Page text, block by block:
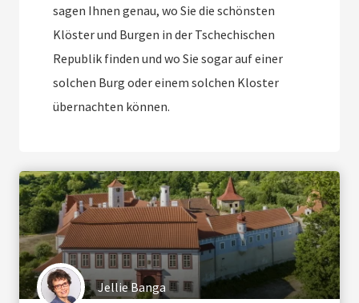
sagen Ihnen genau, wo Sie die schönsten
Klöster und Burgen in der Tschechischen
Republik finden und wo Sie sogar auf einer
solchen Burg oder einem solchen Kloster
übernachten können.
Jellie Banga